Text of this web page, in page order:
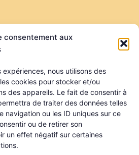
consentement aux
expériences, nous utilisons des
cookies pour stocker et/ou
des appareils. Le fait de consentir à
de traiter des données telles
navigation ou les ID uniques sur ce
ou de retirer son
un effet négatif sur certaines